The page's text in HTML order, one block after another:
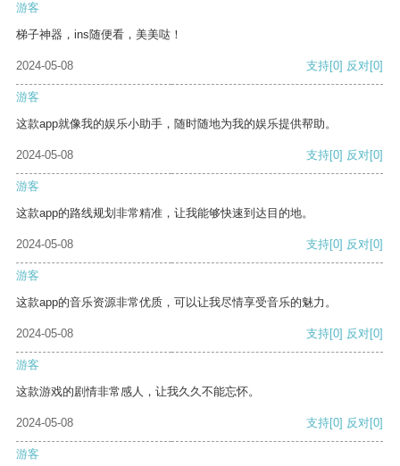
游客
梯子神器，ins随便看，美美哒！
2024-05-08 支持[0] 反对[0]
游客
这款app就像我的娱乐小助手，随时随地为我的娱乐提供帮助。
2024-05-08 支持[0] 反对[0]
游客
这款app的路线规划非常精准，让我能够快速到达目的地。
2024-05-08 支持[0] 反对[0]
游客
这款app的音乐资源非常优质，可以让我尽情享受音乐的魅力。
2024-05-08 支持[0] 反对[0]
游客
这款游戏的剧情非常感人，让我久久不能忘怀。
2024-05-08 支持[0] 反对[0]
游客